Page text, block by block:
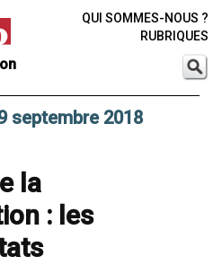
QUI SOMMES-NOUS ?
RUBRIQUES
septembre 2018
la
: les